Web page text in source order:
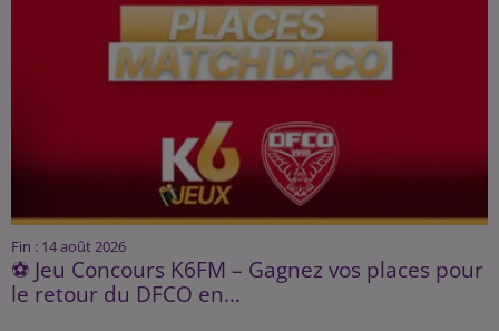
Fin : 14 août 2026
⚽ Jeu Concours K6FM – Gagnez vos places pour
le retour du DFCO en...